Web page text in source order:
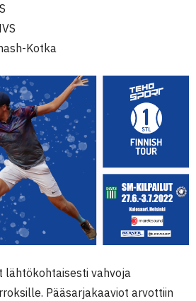
Kotka
lähtökohtaisesti vahvoja
Pääsarjakaaviot arvottiin